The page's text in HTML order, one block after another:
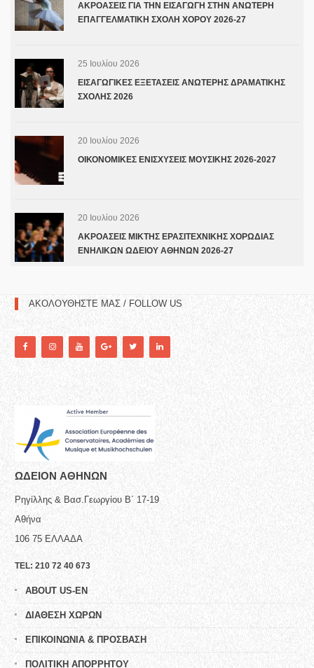
ΑΚΡΟΑΣΕΙΣ ΓΙΑ ΤΗΝ ΕΙΣΑΓΩΓΗ ΣΤΗΝ ΑΝΩΤΕΡΗ
ΕΠΑΓΓΕΛΜΑΤΙΚΗ ΣΧΟΛΗ ΧΟΡΟΥ 2026-27
25 Ιουλίου 2026
ΕΙΣΑΓΩΓΙΚΕΣ ΕΞΕΤΑΣΕΙΣ ΑΝΩΤΕΡΗΣ ΔΡΑΜΑΤΙΚΗΣ
ΣΧΟΛΗΣ 2026
20 Ιουλίου 2026
ΟΙΚΟΝΟΜΙΚΕΣ ΕΝΙΣΧΥΣΕΙΣ ΜΟΥΣΙΚΗΣ 2026-2027
20 Ιουλίου 2026
ΑΚΡΟΑΣΕΙΣ ΜΙΚΤΗΣ ΕΡΑΣΙΤΕΧΝΙΚΗΣ ΧΟΡΩΔΙΑΣ
ΕΝΗΛΙΚΩΝ ΩΔΕΙΟΥ ΑΘΗΝΩΝ 2026-27
ΑΚΟΛΟΥΘΗΣΤΕ ΜΑΣ / FOLLOW US
ΩΔΕΙΟN ΑΘΗΝΩΝ
Ρηγίλλης & Βασ.Γεωργίου Β΄ 17-19
Αθήνα
106 75 ΕΛΛΑΔΑ
TEL: 210 72 40 673
ABOUT US-EN
ΔΙΑΘΕΣΗ ΧΩΡΩΝ
ΕΠΙΚΟΙΝΩΝΙΑ & ΠΡΟΣΒΑΣΗ
ΠΟΛΙΤΙΚΗ ΑΠΟΡΡΗΤΟΥ